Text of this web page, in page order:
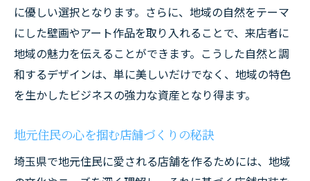
に優しい選択となります。さらに、地域の自然をテーマ
にした壁画やアート作品を取り入れることで、来店者に
地域の魅力を伝えることができます。こうした自然と調
和するデザインは、単に美しいだけでなく、地域の特色
を生かしたビジネスの強力な資産となり得ます。
地元住民の心を掴む店舗づくりの秘訣
埼玉県で地元住民に愛される店舗を作るためには、地域